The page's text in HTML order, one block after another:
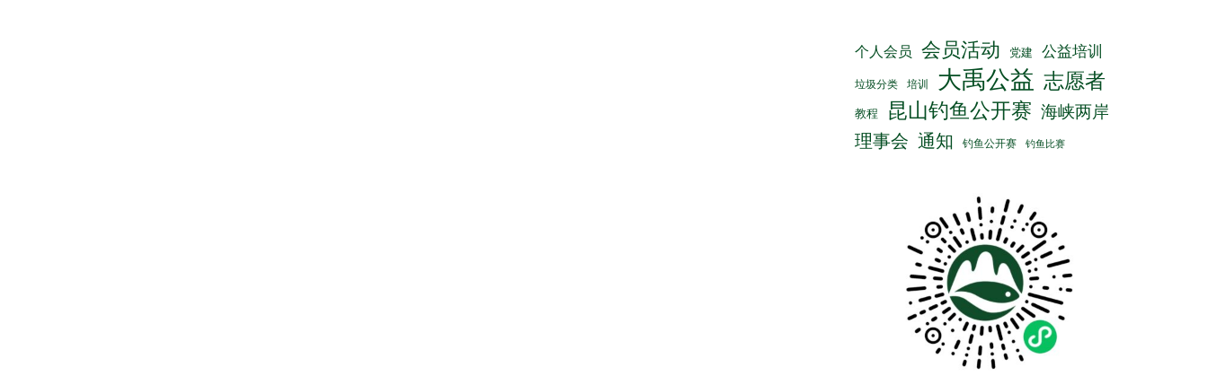
个人会员 会员活动 党建 公益培训
垃圾分类 培训 大禹公益 志愿者
教程 昆山钓鱼公开赛 海峡两岸
理事会 通知 钓鱼公开赛 钓鱼比赛